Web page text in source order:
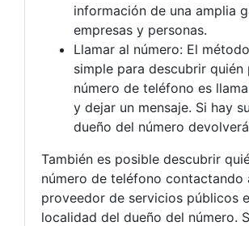
información de una amplia
empresas y personas.
Llamar al número: El
simple para descubrir quién
número de teléfono es
y dejar un mensaje. Si hay
dueño del número
También es posible descubrir
número de teléfono contactando
proveedor de servicios públicos
localidad del dueño del número.